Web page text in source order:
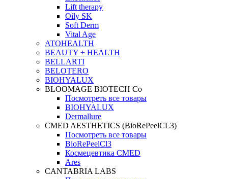
Lift therapy
Oily SK
Soft Derm
Vital Age
ATOHEALTH
BEAUTY + HEALTH
BELLARTI
BELOTERO
BIOHYALUX
BLOOMAGE BIOTECH Co
Посмотреть все товары
BIOHYALUX
Dermallure
CMED AESTHETICS (BioRePeelCL3)
Посмотреть все товары
BioRePeelCl3
Космецевтика CMED
Ares
CANTABRIA LABS